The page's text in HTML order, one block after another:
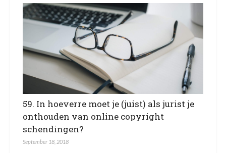
59. In hoeverre moet je (juist) als jurist je
onthouden van online copyright
schendingen?
September 18, 2018